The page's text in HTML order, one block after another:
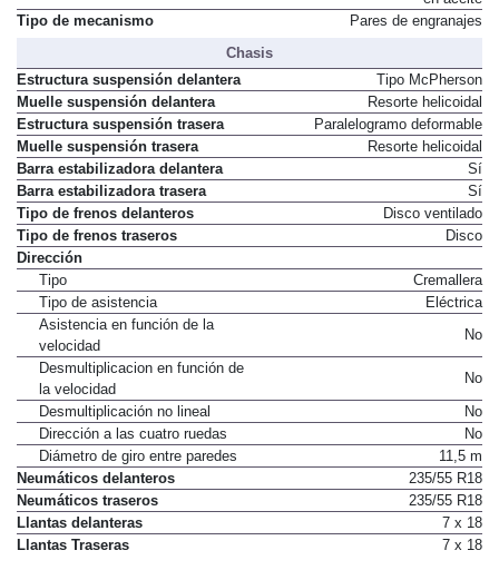
Tipo de Embrague
en aceite
Chasis
Estructura suspensión delantera
Tipo McPherson
Muelle suspensión delantera
Resorte helicoidal
Estructura suspensión trasera
Paralelogramo deformable
Muelle suspensión trasera
Resorte helicoidal
Barra estabilizadora delantera
Sí
Barra estabilizadora trasera
Sí
Tipo de frenos delanteros
Disco ventilado
Tipo de frenos traseros
Dirección
Tipo
Cremallera
Tipo de asistencia
Asistencia en función de la
velocidad
Desmultiplicacion en función de
la velocidad
Desmultiplicación no lineal
No
Dirección a las cuatro ruedas
No
Diámetro de giro entre paredes
11,5 m
Neumáticos delanteros
235/55 R18
Neumáticos traseros
235/55 R18
Llantas delanteras
7 x 18